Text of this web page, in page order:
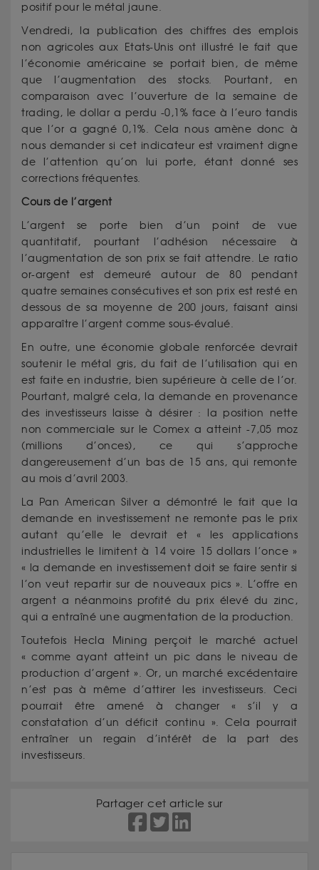
positif pour le métal jaune.
Vendredi, la publication des chiffres des emplois
non agricoles aux Etats-Unis ont illustré le fait que
l’économie américaine se portait bien, de même
que l’augmentation des stocks. Pourtant, en
comparaison avec l’ouverture de la semaine de
trading, le dollar a perdu -0,1% face à l’euro tandis
que l’or a gagné 0,1%. Cela nous amène donc à
nous demander si cet indicateur est vraiment digne
de l’attention qu’on lui porte, étant donné ses
corrections fréquentes.
Cours de l’argent
L’argent se porte bien d’un point de vue
quantitatif, pourtant l’adhésion nécessaire à
l’augmentation de son prix se fait attendre. Le ratio
or-argent est demeuré autour de 80 pendant
quatre semaines consécutives et son prix est resté en
dessous de sa moyenne de 200 jours, faisant ainsi
apparaître l’argent comme sous-évalué.
En outre, une économie globale renforcée devrait
soutenir le métal gris, du fait de l’utilisation qui en
est faite en industrie, bien supérieure à celle de l’or.
Pourtant, malgré cela, la demande en provenance
des investisseurs laisse à désirer : la position nette
non commerciale sur le Comex a atteint -7,05 moz
(millions d’onces), ce qui s’approche
dangereusement d’un bas de 15 ans, qui remonte
au mois d’avril 2003.
La Pan American Silver a démontré le fait que la
demande en investissement ne remonte pas le prix
autant qu’elle le devrait et « les applications
industrielles le limitent à 14 voire 15 dollars l’once »
« la demande en investissement doit se faire sentir si
l’on veut repartir sur de nouveaux pics ». L’offre en
argent a néanmoins profité du prix élevé du zinc,
qui a entraîné une augmentation de la production.
Toutefois Hecla Mining perçoit le marché actuel
« comme ayant atteint un pic dans le niveau de
production d’argent ». Or, un marché excédentaire
n’est pas à même d’attirer les investisseurs. Ceci
pourrait être amené à changer « s’il y a
constatation d’un déficit continu ». Cela pourrait
entraîner un regain d’intérêt de la part des
investisseurs.
Partager cet article sur